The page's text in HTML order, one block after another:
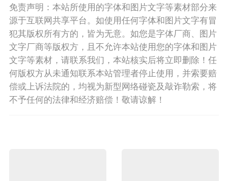
免责声明：本站所使用的字体和图片文字等素材部分来
源于互联网共享平台。如使用任何字体和图片文字有冒
犯其版权所有方的，皆为无意。如您是字体厂商、图片
文字厂商等版权方，且不允许本站使用您的字体和图片
文字等素材，请联系我们，本站核实后将立即删除！任
何版权方从未通知联系本站管理者停止使用，并索要赔
偿或上诉法院的，均视为新型网络碰瓷及敲诈勒索，将
不予任何的法律和经济赔偿！敬请谅解！